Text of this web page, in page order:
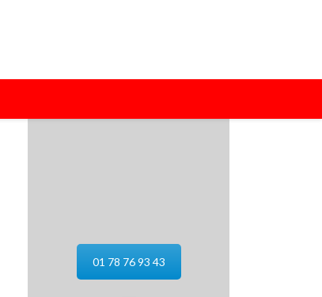
01 78 76 93 43